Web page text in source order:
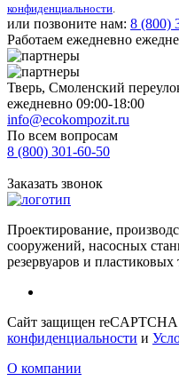
конфиденциальности
или позвоните нам: 8 (800)
Работаем ежедневно
Тверь, Смоленский
ежедневно 09:00-18:00
info@ecokompozit.ru
По всем вопросам
8 (800) 301-60-50
Заказать звонок
Проектирование,
сооружений, насосных
резервуаров и пластиковых
Сайт защищен
конфиденциальности и
О компании